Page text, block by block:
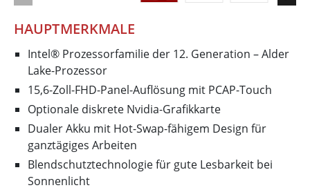
HAUPTMERKMALE
Intel® Prozessorfamilie der 12. Generation – Alder
Lake-Prozessor
15,6-Zoll-FHD-Panel-Auflösung mit PCAP-Touch
Optionale diskrete Nvidia-Grafikkarte
Dualer Akku mit Hot-Swap-fähigem Design für
ganztägiges Arbeiten
Blendschutztechnologie für gute Lesbarkeit bei
Sonnenlicht